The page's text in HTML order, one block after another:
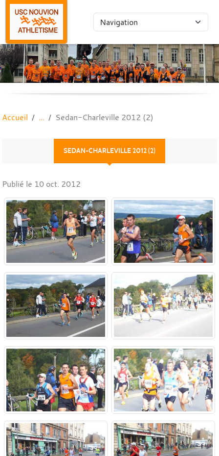
Accueil Sedan-Charleville 2012 (2)
SEDAN-CHARLEVILLE 2012 (2)
Publié le 10 oct. 2012
Panneau de gestion des cookies